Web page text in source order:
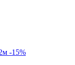
-15%